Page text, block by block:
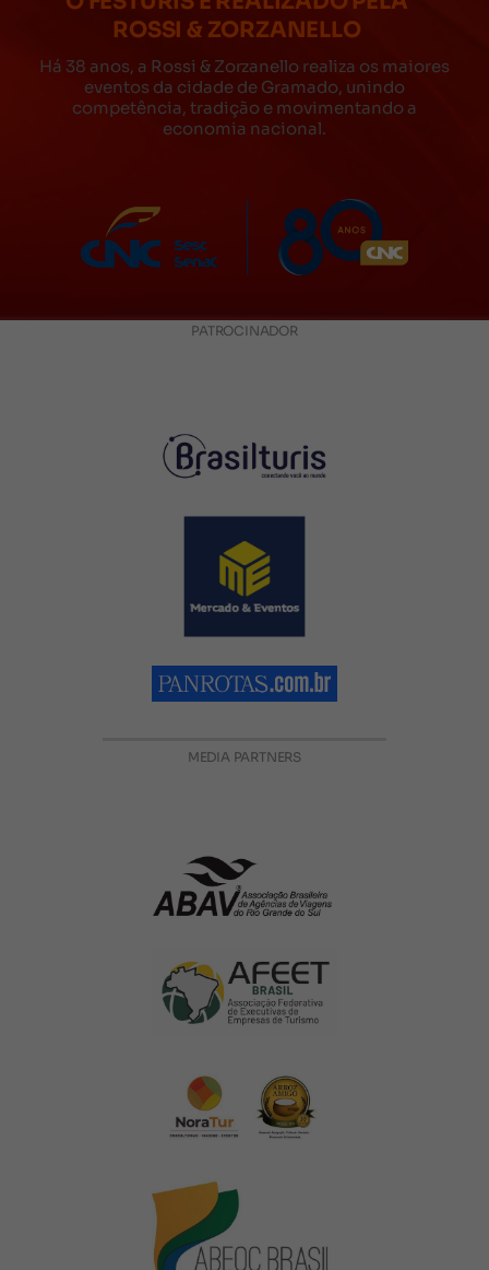
ROSSI & ZORZANELLO
Há 38 anos, a Rossi & Zorzanello realiza os maiores
eventos da cidade de Gramado, unindo
competência, tradição e movimentando a
economia nacional.
PATROCINADOR
MEDIA PARTNERS